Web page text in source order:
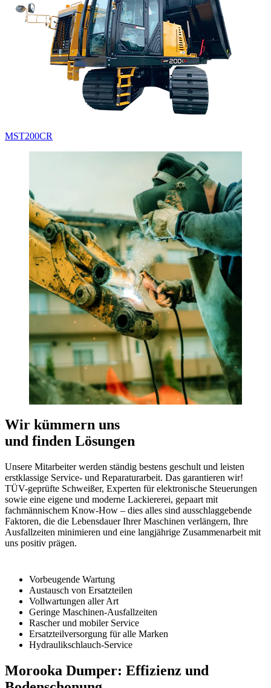
MST200CR
Wir kümmern uns
und finden Lösungen
Unsere Mitarbeiter werden ständig bestens geschult und leisten
erstklassige Service- und Reparaturarbeit. Das garantieren wir!
TÜV-geprüfte Schweißer, Experten für elektronische Steuerungen
sowie eine eigene und moderne Lackiererei, gepaart mit
fachmännischem Know-How – dies alles sind ausschlaggebende
Faktoren, die die Lebensdauer Ihrer Maschinen verlängern, Ihre
Ausfallzeiten minimieren und eine langjährige Zusammenarbeit mit
uns positiv prägen.
Vorbeugende Wartung
Austausch von Ersatzteilen
Vollwartungen aller Art
Geringe Maschinen-Ausfallzeiten
Rascher und mobiler Service
Ersatzteilversorgung für alle Marken
Hydraulikschlauch-Service
Morooka Dumper: Effizienz und